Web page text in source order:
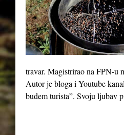
travar. Magistrirao na FPN-u
Autor je bloga i Youtube
budem turista”. Svoju ljubav